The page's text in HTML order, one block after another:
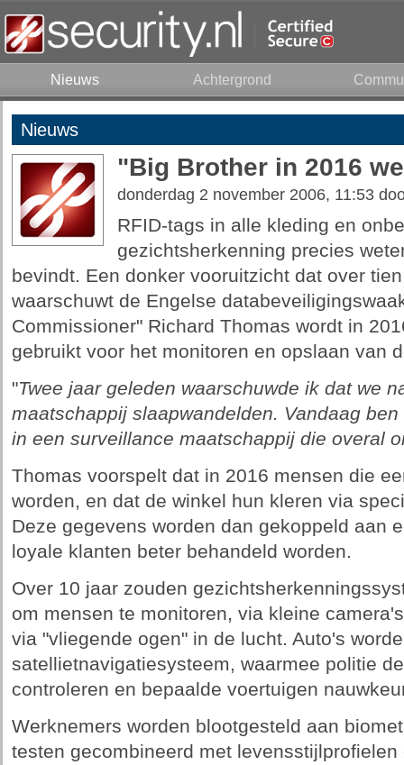
Nieuws Achtergrond
Nieuws
"Big Brother in 2016
donderdag 2 november 2006, 11:53
RFID-tags in alle kleding en
gezichtsherkenning precies
bevindt. Een donker vooruitzicht dat over
waarschuwt de Engelse
Commissioner" Richard Thomas wordt in
gebruikt voor het monitoren en opslaan van
"Twee jaar geleden waarschuwde ik dat we
maatschappij slaapwandelden. Vandaag
in een surveillance maatschappij die overal
Thomas voorspelt dat in 2016 mensen die
worden, en dat de winkel hun kleren via
Deze gegevens worden dan gekoppeld aan
loyale klanten beter behandeld worden.
Over 10 jaar zouden
om mensen te monitoren, via kleine
via "vliegende ogen" in de lucht. Auto's
satellietnavigatiesysteem, waarmee politie
controleren en bepaalde voertuigen
Werknemers worden blootgesteld aan
testen gecombineerd met